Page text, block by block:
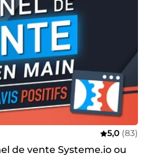
5,0 (83)
de vente Systeme.io ou